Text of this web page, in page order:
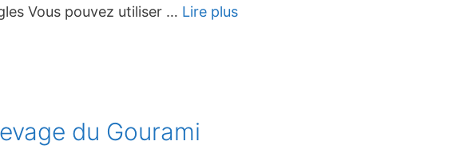
Vous pouvez utiliser … Lire plus
du Gourami